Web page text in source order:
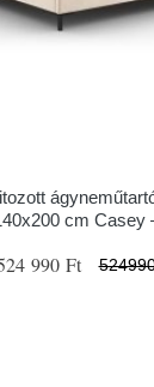
cm Casey
990 Ft